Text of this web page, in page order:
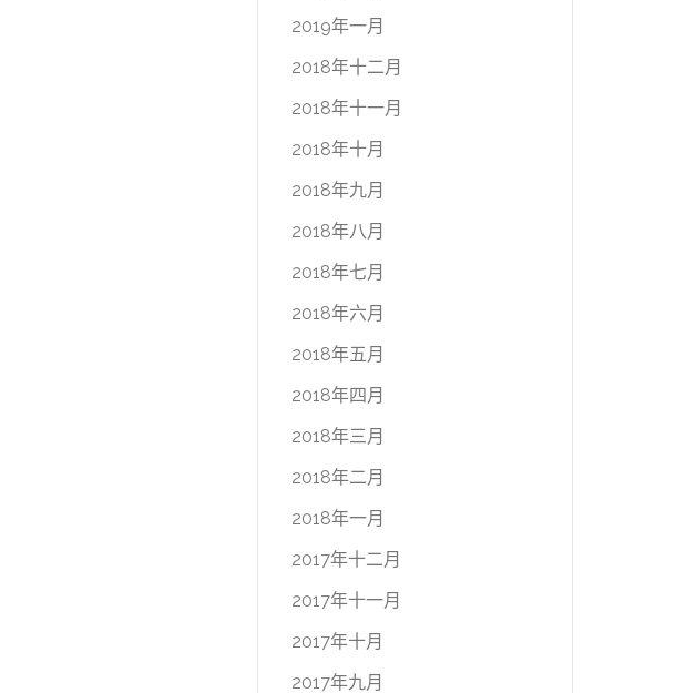
2019年一月
2018年十二月
2018年十一月
2018年十月
2018年九月
2018年八月
2018年七月
2018年六月
2018年五月
2018年四月
2018年三月
2018年二月
2018年一月
2017年十二月
2017年十一月
2017年十月
2017年九月